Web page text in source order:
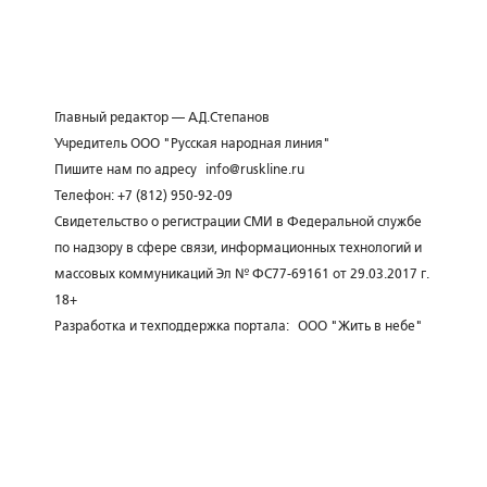
Главный редактор — А.Д.Степанов
Учредитель ООО "Русская народная линия"
Пишите нам по адресу
info@ruskline.ru
Телефон: +7 (812) 950-92-09
Свидетельство о регистрации СМИ в Федеральной службе
по надзору в сфере связи, информационных технологий и
массовых коммуникаций Эл № ФС77-69161 от 29.03.2017 г.
18+
Разработка и техподдержка портала: ООО "Жить в небе"